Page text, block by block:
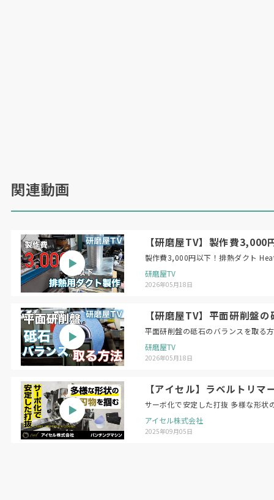
関連動画
【研磨屋TV】製作費
製作
研磨屋TV
2026年05月18日
【研磨屋TV】平面研削
研磨屋TV
2026年05月18日
【アイセル】ラベルトリ
サーボ化で安定した打抜 多様な形状
アイセル株式会社
2025年09月05日